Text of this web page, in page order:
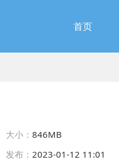
首页
大小： 846MB
发布： 2023-01-12 11:01